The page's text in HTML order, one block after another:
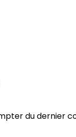
du dernier